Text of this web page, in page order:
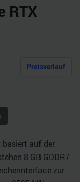
RTX
Preisverlauf
basiert auf der
8 GB GDDR7
zur